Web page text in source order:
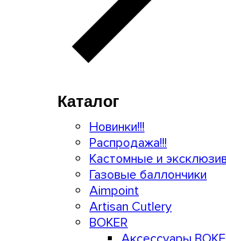
Каталог
Новинки!!!
Распродажа!!!
Кастомные и
Газовые баллончики
Aimpoint
Artisan Cutlery
BOKER